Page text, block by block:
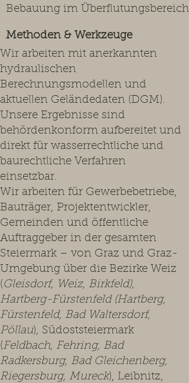
Bebauung im Überflutungsbereich
Methoden & Werkzeuge
Wir arbeiten mit anerkannten
hydraulischen
Berechnungsmodellen und
aktuellen Geländedaten (DGM).
Unsere Ergebnisse sind
behördenkonform aufbereitet und
direkt für wasserrechtliche und
baurechtliche Verfahren
einsetzbar.
Wir arbeiten für Gewerbebetriebe,
Bauträger, Projektentwickler,
Gemeinden und öffentliche
Auftraggeber in der gesamten
Steiermark – von Graz und Graz-
Umgebung über die Bezirke Weiz
(Gleisdorf, Weiz, Birkfeld),
Hartberg-Fürstenfeld (Hartberg,
Fürstenfeld, Bad Waltersdorf,
Pöllau), Südoststeiermark
(Feldbach, Fehring, Bad
Radkersburg, Bad Gleichenberg,
Riegersburg, Mureck), Leibnitz,